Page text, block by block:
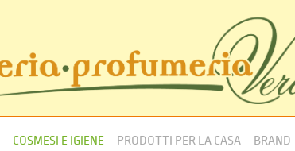
COSMESI E IGIENE PRODOTTI PER LA CASA BRAND